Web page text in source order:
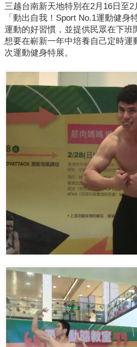
三越台南新天地特別在2月16日至
「動出自我！Sport No.1運動健
運動的好習慣，並提供民眾在下
想要在嶄新一年中培養自己定時
次運動健身特展。